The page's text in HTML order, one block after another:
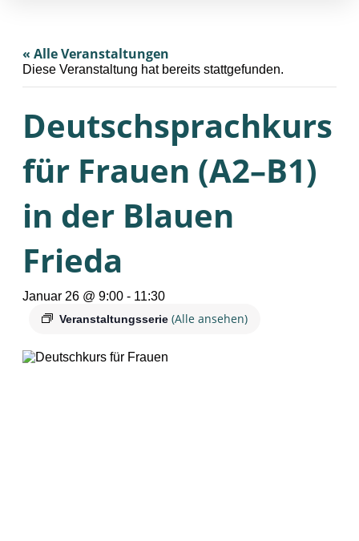
« Alle Veranstaltungen
Diese Veranstaltung hat bereits stattgefunden.
Deutschsprachkurs
für Frauen (A2–B1)
in der Blauen
Frieda
Januar 26 @ 9:00 - 11:30
Veranstaltungsserie (Alle ansehen)